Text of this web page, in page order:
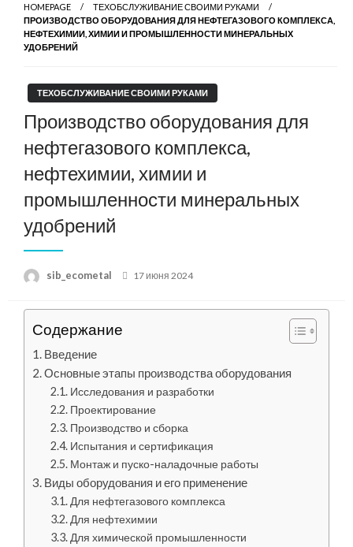
HOMEPAGE
ТЕХОБСЛУЖИВАНИЕ СВОИМИ РУКАМИ
ПРОИЗВОДСТВО ОБОРУДОВАНИЯ ДЛЯ НЕФТЕГАЗОВОГО КОМПЛЕКСА,
НЕФТЕХИМИИ, ХИМИИ И ПРОМЫШЛЕННОСТИ МИНЕРАЛЬНЫХ
УДОБРЕНИЙ
ТЕХОБСЛУЖИВАНИЕ СВОИМИ РУКАМИ
Производство оборудования для
нефтегазового комплекса,
нефтехимии, химии и
промышленности минеральных
удобрений
sib_ecometal
Posted
17 июня 2024
Содержание
Введение
Основные этапы производства оборудования
Исследования и разработки
Проектирование
Производство и сборка
Испытания и сертификация
Монтаж и пуско-наладочные работы
Виды оборудования и его применение
Для нефтегазового комплекса
Для нефтехимии
Для химической промышленности